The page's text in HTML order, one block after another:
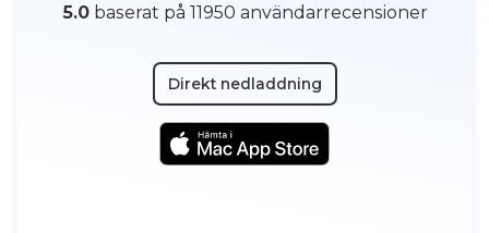
5.0baserat på 11950 användarrecensioner
Direkt nedladdning